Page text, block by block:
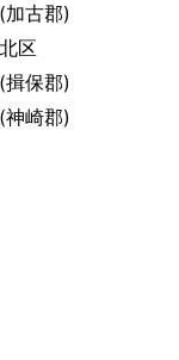
古郡)
区
揖保郡)
崎郡)